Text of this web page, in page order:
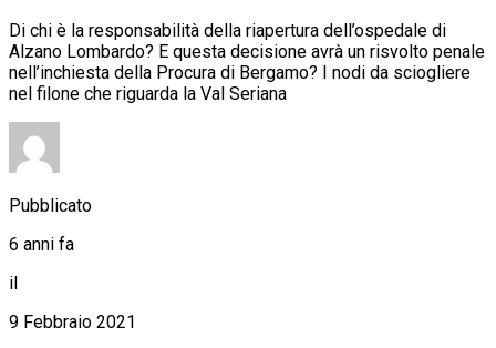
Di chi è la responsabilità della riapertura dell’ospedale di
Alzano Lombardo? E questa decisione avrà un risvolto penale
nell’inchiesta della Procura di Bergamo? I nodi da sciogliere
nel filone che riguarda la Val Seriana
Pubblicato
6 anni fa
il
9 Febbraio 2021